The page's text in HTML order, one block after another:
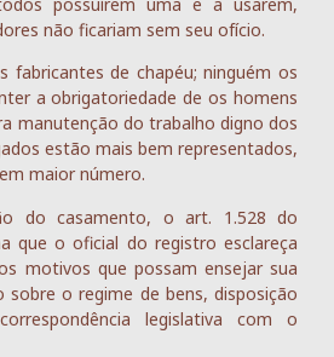
não ficariam sem seu ofício.
fabricantes de chapéu; ninguém os
a obrigatoriedade de os homens
manutenção do trabalho digno dos
estão mais bem representados,
maior número.
do casamento, o art. 1.528 do
que o oficial do registro esclareça
motivos que possam ensejar sua
sobre o regime de bens, disposição
legislativa com o